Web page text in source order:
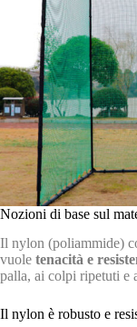
Nozioni di base sul
Il nylon (poliammide)
vuole tenacità e
palla, ai colpi ripetuti e
Il nylon è robusto e